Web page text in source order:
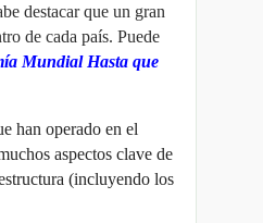
destacar que un gran
de cada país. Puede
Mundial Hasta que
han operado en el
aspectos clave de
(incluyendo los